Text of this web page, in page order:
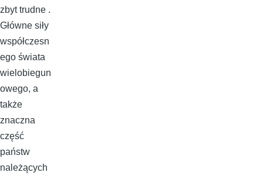
zbyt trudne .
Główne siły
współczesn
ego świata
wielobiegun
owego, a
także
znaczna
część
państw
należących